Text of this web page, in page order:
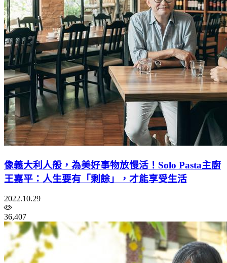
像義大利人般，為美好事物放慢活！Solo Pasta主廚
王嘉平：人生要有「剩餘」，才能享受生活
2022.10.29
36,407